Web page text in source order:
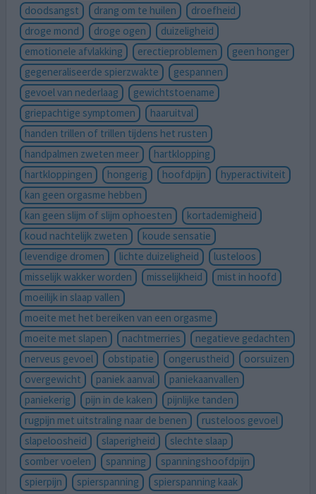
doodsangst
drang om te huilen
droefheid
droge mond
droge ogen
duizeligheid
emotionele afvlakking
erectieproblemen
geen honger
gegeneraliseerde spierzwakte
gespannen
gevoel van nederlaag
gewichtstoename
griepachtige symptomen
haaruitval
handen trillen of trillen tijdens het rusten
handpalmen zweten meer
hartklopping
hartkloppingen
hongerig hoofdpijn
hyperactiviteit
kan geen orgasme hebben
kan geen slijm of slijm ophoesten
kortademigheid
koud nachtelijk zweten
koude sensatie
levendige dromen
lichte duizeligheid
lusteloos
misselijk wakker worden
misselijkheid
mist in hoofd
moeilijk in slaap vallen
moeite met het bereiken van een orgasme
moeite met slapen
nachtmerries
negatieve gedachten
nerveus gevoel
obstipatie ongerustheid
oorsuizen
overgewicht
paniek aanval
paniekaanvallen
paniekerig
pijn in de kaken
pijnlijke tanden
rugpijn met uitstraling naar de benen
rusteloos gevoel
slapeloosheid
slaperigheid
slechte slaap
somber voelen
spanning
spanningshoofdpijn
spierpijn
spierspanning
spierspanning kaak